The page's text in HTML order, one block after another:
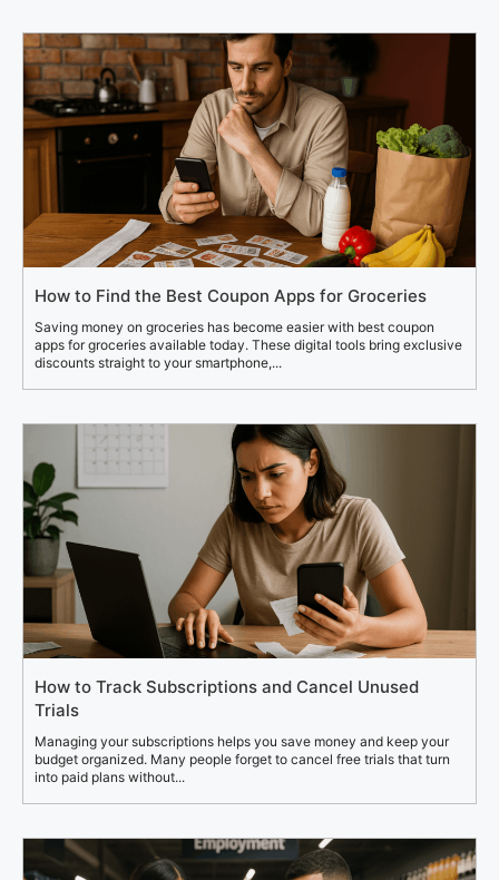
How to Find the Best Coupon Apps for Groceries
Saving money on groceries has become easier with best coupon
apps for groceries available today. These digital tools bring exclusive
discounts straight to your smartphone,...
How to Track Subscriptions and Cancel Unused
Trials
Managing your subscriptions helps you save money and keep your
budget organized. Many people forget to cancel free trials that turn
into paid plans without...